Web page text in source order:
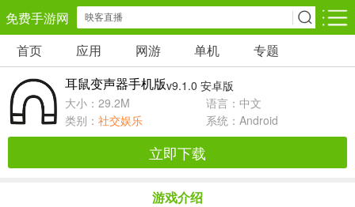
免费手游网
安卓网游 安卓单机 安卓应用
角色扮演
策略塔防
射击枪战
首页 应用 网游 单机 专题
耳鼠变声器手机版v9.1.0 安卓版
大小：29.2M
语言：中文
类别： 社交娱乐 系统：Android
立即下载
游戏介绍